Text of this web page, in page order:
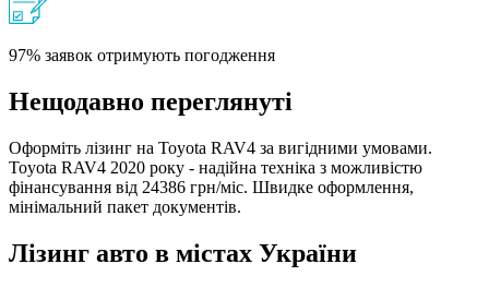
97% заявок отримують погодження
Нещодавно переглянуті
Оформіть лізинг на Toyota RAV4 за вигідними умовами.
Toyota RAV4 2020 року - надійна техніка з можливістю
фінансування від 24386 грн/міс. Швидке оформлення,
мінімальний пакет документів.
Лізинг авто в містах України